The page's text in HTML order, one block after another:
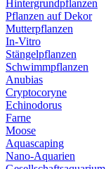
Hintergrundpflanzen
Pflanzen auf Dekor
Mutterpflanzen
In-Vitro
Stängelpflanzen
Schwimmpflanzen
Anubias
Cryptocoryne
Echinodorus
Farne
Moose
Aquascaping
Nano-Aquarien